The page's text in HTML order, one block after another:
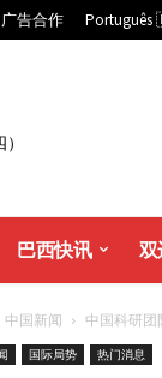
广告合作
巴西快讯 双
中国新闻 中国科研团
国际局势 热门消息